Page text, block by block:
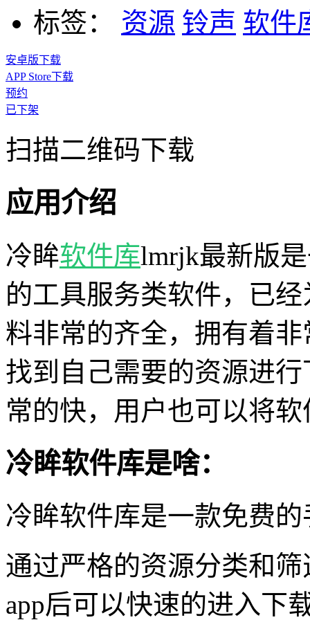
标签：
资源 铃声 软件
安卓版下载
APP Store下载
预约
已下架
扫描二维码下载
应用介绍
冷眸软件库lmrjk最新版
的工具服务类软件，已
料非常的齐全，拥有着
找到自己需要的资源进
常的快，用户也可以将
冷眸软件库是啥：
冷眸软件库是一款免费
通过严格的资源分类和
app后可以快速的进入下